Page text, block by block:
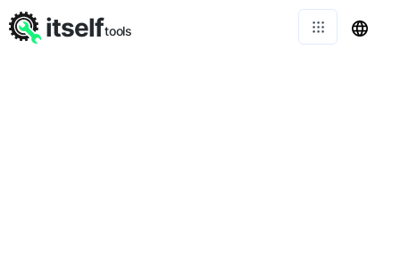
itselftools